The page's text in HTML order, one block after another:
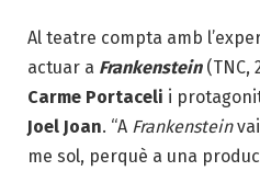
Al teatre compta amb
actuar a Frankenstein (TNC,
Carme Portaceli i
Joel Joan. “A Frankenstein
me sol, perquè a una